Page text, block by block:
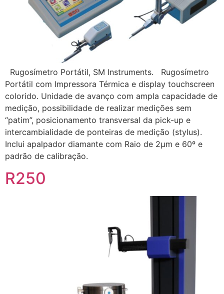
Rugosímetro Portátil, SM Instruments. Rugosímetro
Portátil com Impressora Térmica e display touchscreen
colorido. Unidade de avanço com ampla capacidade de
medição, possibilidade de realizar medições sem
“patim”, posicionamento transversal da pick-up e
intercambialidade de ponteiras de medição (stylus).
Inclui apalpador diamante com Raio de 2µm e 60º e
padrão de calibração.
R250